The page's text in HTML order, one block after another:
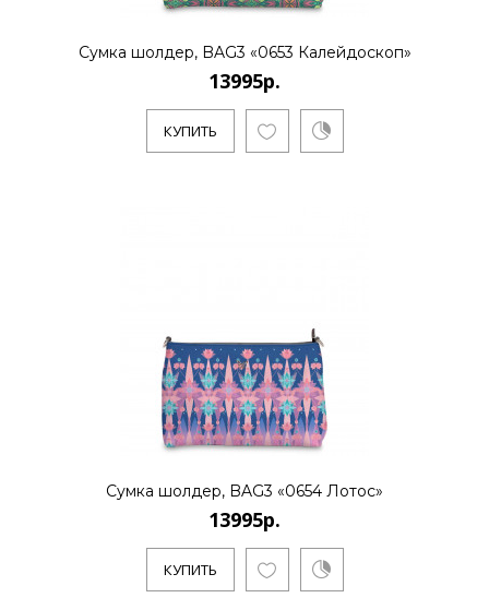
..
..
КУПИТЬ
13995р.
Сумка шолдер, BAG3 «0653 Калейдоскоп»
13995р.
КУПИТЬ
Сумка шолдер, BAG3 «0654 Лотос»
13995р.
КУПИТЬ